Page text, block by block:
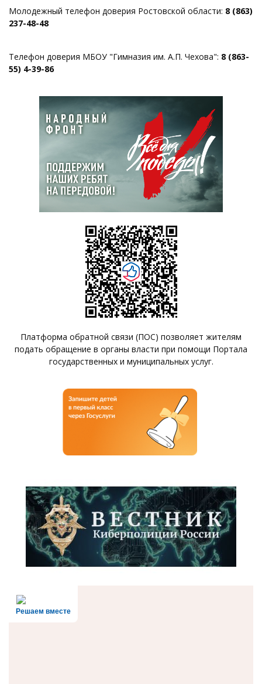
Молодежный телефон доверия Ростовской области: 8 (863)
237-48-48
Телефон доверия МБОУ "Гимназия им. А.П. Чехова": 8 (863-
55) 4-39-86
Платформа обратной связи (ПОС) позволяет жителям
подать обращение в органы власти при помощи Портала
государственных и муниципальных услуг.
Решаем вместе